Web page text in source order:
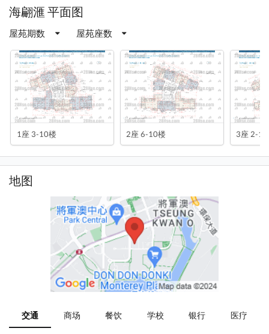
海翩滙 平面图
屋苑期数 屋苑座数
1座 3-10楼 2座 6-10楼 3座 2-
地图
交通 商场 餐饮 学校 银行 医疗